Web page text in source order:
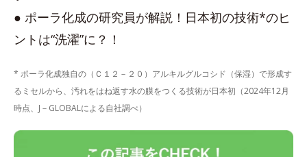
● ポーラ化成の研究員が解説！日本初の技術*のヒ
ントは“洗濯”に？！
* ポーラ化成独自の（Ｃ１２－２０）アルキルグルコシド（保湿）で形成す
るミセルから、汚れをはね返す水の膜をつくる技術が日本初（2024年12月
時点、J－GLOBALによる自社調べ）